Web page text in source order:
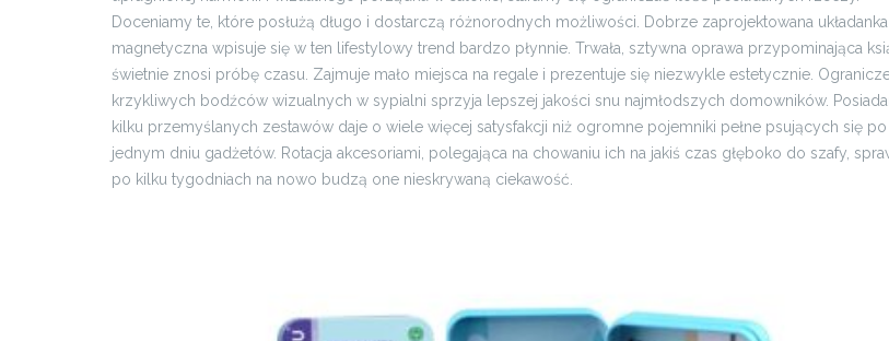
Doceniamy te, które posłużą długo i dostarczą różnorodnych możliwości. Dobrze zaprojektowana układanka
magnetyczna wpisuje się w ten lifestylowy trend bardzo płynnie. Trwała, sztywna oprawa przypominająca
świetnie znosi próbę czasu. Zajmuje mało miejsca na regale i prezentuje się niezwykle estetycznie.
krzykliwych bodźców wizualnych w sypialni sprzyja lepszej jakości snu najmłodszych domowników.
kilku przemyślanych zestawów daje o wiele więcej satysfakcji niż ogromne pojemniki pełne psujących się po
jednym dniu gadżetów. Rotacja akcesoriami, polegająca na chowaniu ich na jakiś czas głęboko do szafy,
po kilku tygodniach na nowo budzą one nieskrywaną ciekawość.